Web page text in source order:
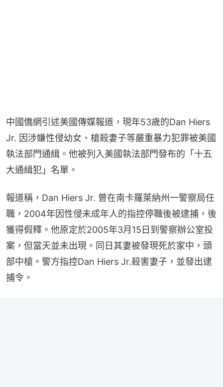
中國僑網引述美國傳媒報道，現年53歲的Dan Hiers
Jr. 因涉嫌性侵幼女、槍殺妻子等嚴重暴力犯罪被美國
執法部門通緝。他被列入美國執法部門發布的「十五
大通緝犯」名單。
報道稱，Dan Hiers Jr. 曾在南卡羅萊納州一警察局任
職，2004年因性侵未成年人的指控停職後被逮捕，後
獲得假釋。他原定於2005年3月15日到警察辦公室投
案，但當天並未出現。同日其妻被發現死於家中，頭
部中槍。警方指控Dan Hiers Jr.殺害妻子，並發出逮
捕令。